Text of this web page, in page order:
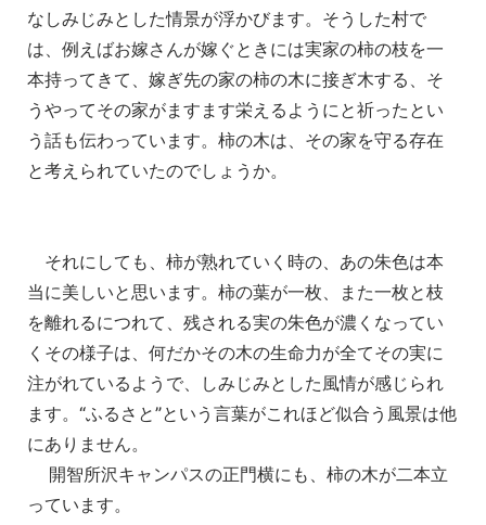
なしみじみとした情景が浮かびます。そうした村で
は、例えばお嫁さんが嫁ぐときには実家の柿の枝を一
本持ってきて、嫁ぎ先の家の柿の木に接ぎ木する、そ
うやってその家がますます栄えるようにと祈ったとい
う話も伝わっています。柿の木は、その家を守る存在
と考えられていたのでしょうか。
それにしても、柿が熟れていく時の、あの朱色は本
当に美しいと思います。柿の葉が一枚、また一枚と枝
を離れるにつれて、残される実の朱色が濃くなってい
くその様子は、何だかその木の生命力が全てその実に
注がれているようで、しみじみとした風情が感じられ
ます。“ふるさと”という言葉がこれほど似合う風景は他
にありません。
開智所沢キャンパスの正門横にも、柿の木が二本立
っています。